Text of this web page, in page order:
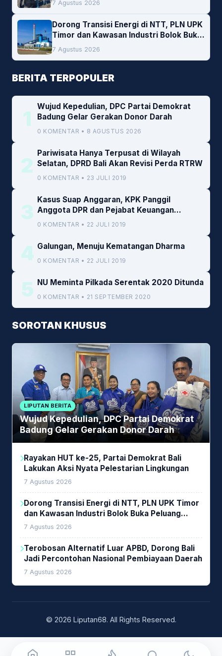
7 Agustus 2026
Dorong Transisi Energi di NTT, PLN UPK
Timor dan Kawasan Industri Bolok Buka
Peluang Investasi Woodchip untuk
Cofiring PLTU Bolok
7 Agustus 2026
BERITA TERPOPULER
1
Wujud Kepedulian, DPC Partai Demokrat
Badung Gelar Gerakan Donor Darah
0 KOMENTAR • 8 AGUSTUS 2026
2
Pariwisata Hanya Terpusat di Wilayah
Selatan, DPRD Bali Akan Revisi Perda RTRW
0 KOMENTAR • 23 JULI 2019
3
Kasus Suap Anggaran, KPK Panggil
Anggota DPR dan Pejabat Keuangan
Kemenkeu
0 KOMENTAR • 22 JULI 2019
4 Galungan, Menuju Kematangan Dharma
0 KOMENTAR • 22 JULI 2019
5 NU Meminta Pilkada Serentak 2020 Ditunda
0 KOMENTAR • 21 SEPTEMBER 2020
SOROTAN KHUSUS
LIPUTAN BERITA
Wujud Kepedulian, DPC Partai Demokrat
Badung Gelar Gerakan Donor Darah
Rayakan HUT ke-25, Partai Demokrat Bali
Lakukan Aksi Nyata Pelestarian Lingkungan
7 Agustus 2026
Dorong Transisi Energi di NTT, PLN UPK Timor
dan Kawasan Industri Bolok Buka Peluang
Investasi Woodchip untuk Cofiring PLTU Bolok
7 Agustus 2026
Terobosan Alternatif Luar APBD, Dorong Bali
Jadi Percontohan Nasional Pembiayaan Daerah
7 Agustus 2026
© 2026 Liputan68. All Rights Reserved.